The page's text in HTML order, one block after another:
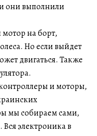
они выполнили
на борт,
Но если выйдет
двигаться. Также
и моторы,
мы собираем сами,
электроника в